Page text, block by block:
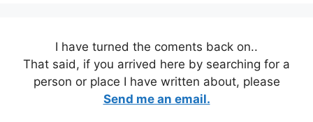
I have turned the coments back on..
That said, if you arrived here by searching for a
person or place I have written about, please
Send me an email.